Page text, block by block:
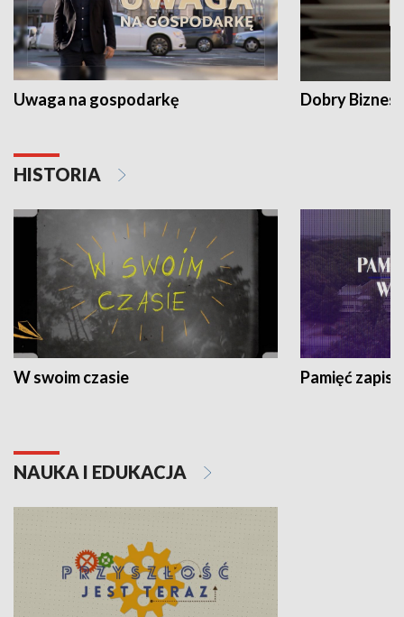
Uwaga na gospodarkę Dobry Biznes
HISTORIA
W swoim czasie Pamięć
NAUKA I EDUKACJA